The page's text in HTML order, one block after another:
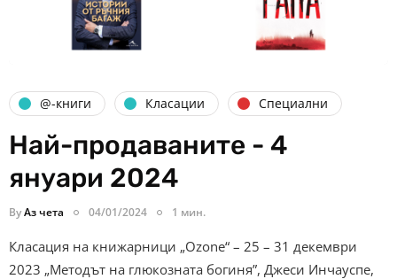
@-книги Класации Специални
Най-продаваните - 4
януари 2024
ByАз чета 04/01/2024 1 мин.
Класация на книжарници „Ozone“ – 25 – 31 декември
2023 „Методът на глюкозната богиня”, Джеси Инчауспе,